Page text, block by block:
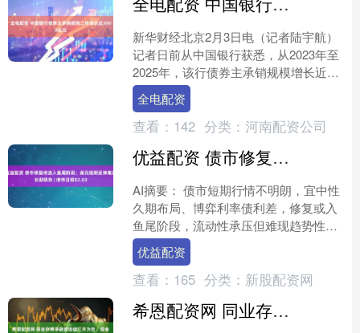
新华财经北京2月3日电（记者陆宇航）
记者日前从中国银行获悉，从2023年至
2025年，该行债券主承销规模增长近
3000亿元，达到1.68万亿元。 据介绍，
聚焦国....
全电配资
查看： 142 分类： 河南配资公司
优益配资 债市修复将进入鱼尾阶段；美元短期反弹难改长期弱势 | 债市日报02.03
AI摘要： 债市短期行情不明朗，宜中性
久期布局、博弈利率债利差，修复或入
鱼尾阶段，流动性承压但难现趋势性转
熊；理财规模环比下滑，节前或温和增
长，长期依托存款搬家....
优益配资
查看： 165 分类： 新股配资网
希恩配资网 同业存单净融资连续三月为负，现金管理类理财收益持续下降